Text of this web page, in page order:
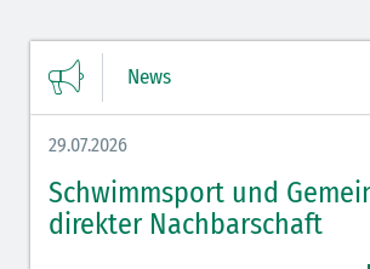
News
29.07.2026
Schwimmsport und
direkter Nachbarschaft